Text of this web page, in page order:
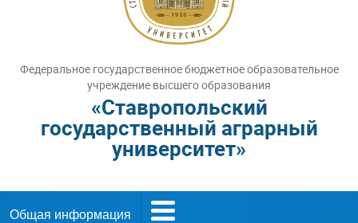
Федеральное государственное бюджетное образовательное
учреждение высшего образования
«Ставропольский
государственный аграрный
университет»
Общая информация